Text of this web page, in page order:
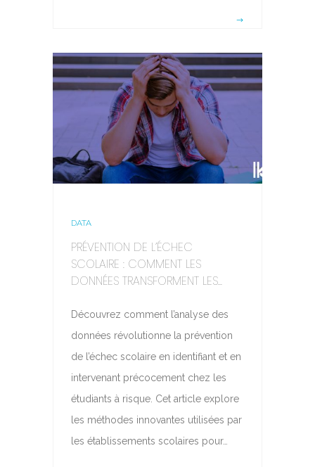
DATA
PRÉVENTION DE L’ÉCHEC
SCOLAIRE : COMMENT LES
DONNÉES TRANSFORMENT LES...
Découvrez comment l’analyse des
données révolutionne la prévention
de l’échec scolaire en identifiant et en
intervenant précocement chez les
étudiants à risque. Cet article explore
les méthodes innovantes utilisées par
les établissements scolaires pour…